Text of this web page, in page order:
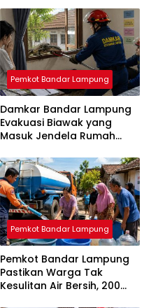
Pemkot Bandar Lampung
Damkar Bandar Lampung
Evakuasi Biawak yang
Masuk Jendela Rumah
Pemkot Bandar Lampung
Pemkot Bandar Lampung
Pastikan Warga Tak
Kesulitan Air Bersih, 200